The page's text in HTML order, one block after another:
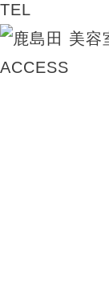
TEL
ACCESS